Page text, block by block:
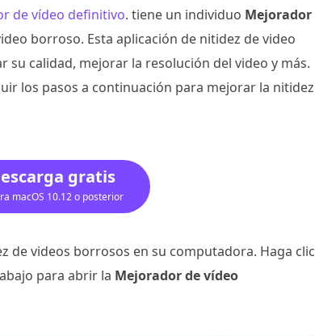
de vídeo definitivo. tiene un individuo Mejorador
borroso. Esta aplicación de nitidez de video
calidad, mejorar la resolución del video y más.
los pasos a continuación para mejorar la nitidez
gratis
macOS 10.12 o posterior
de videos borrosos en su computadora. Haga clic
para abrir la Mejorador de vídeo